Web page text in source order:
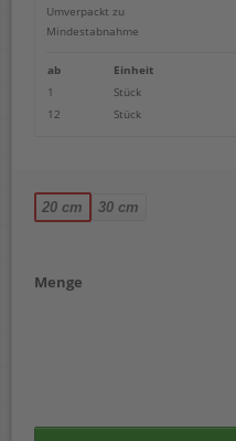
Umverpackt zu
Mindestabnahme
ab Einheit
1
Stück
12
Stück
20 cm 30 cm
Menge